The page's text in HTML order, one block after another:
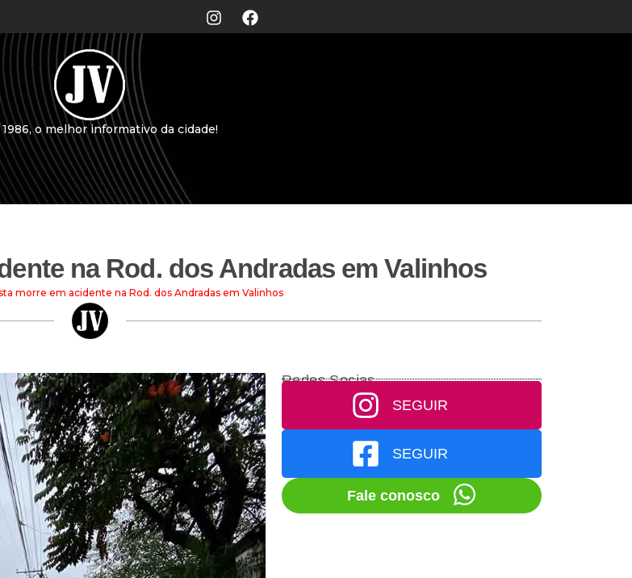
o melhor informativo da cidade!
na Rod. dos Andradas em Valinhos
morre em acidente na Rod. dos Andradas em Valinhos
Redes Socias
SEGUIR
SEGUIR
Fale conosco